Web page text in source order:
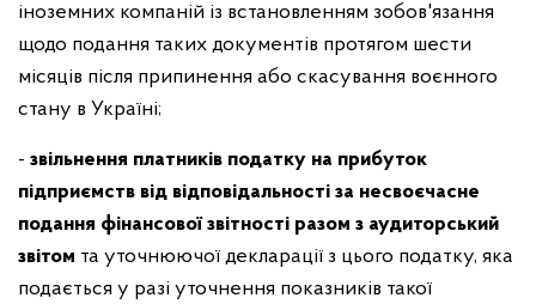
іноземних компаній із встановленням зобов'язання
щодо подання таких документів протягом шести
місяців після припинення або скасування воєнного
стану в Україні;
- звільнення платників податку на прибуток
підприємств від відповідальності за несвоєчасне
подання фінансової звітності разом з аудиторський
звітом та уточнюючої декларації з цього податку, яка
подається у разі уточнення показників такої